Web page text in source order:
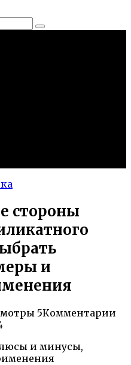
стороны
и
5Комментарии